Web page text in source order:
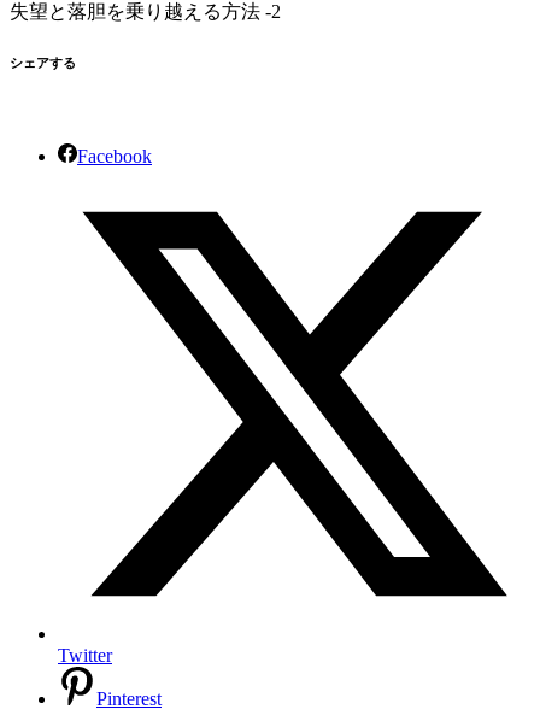
失望と落胆を乗り越える方法 -2
シェアする
Facebook
Twitter
Pinterest